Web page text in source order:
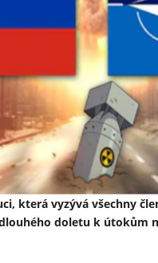
která vyzývá všechny
doletu k útokům